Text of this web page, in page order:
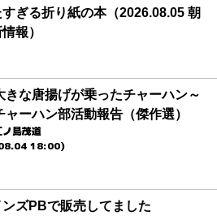
ぎる折り紙の本（2026.08.05 朝
報）
きな唐揚げが乗ったチャーハン～
ャーハン部活動報告（傑作選）
ノ島茂道
18:00)
ズPBで販売してました